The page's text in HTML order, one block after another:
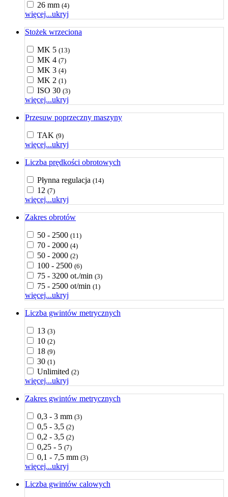
26 mm (4)
więcej...ukryj
Stożek wrzeciona
MK 5 (13)
MK 4 (7)
MK 3 (4)
MK 2 (1)
ISO 30 (3)
więcej...ukryj
Przesuw poprzeczny maszyny
TAK (9)
więcej...ukryj
Liczba prędkości obrotowych
Płynna regulacja (14)
12 (7)
więcej...ukryj
Zakres obrotów
50 - 2500 (11)
70 - 2000 (4)
50 - 2000 (2)
100 - 2500 (6)
75 - 3200 ot./min (3)
75 - 2500 ot/min (1)
więcej...ukryj
Liczba gwintów metrycznych
13 (3)
10 (2)
18 (9)
30 (1)
Unlimited (2)
więcej...ukryj
Zakres gwintów metrycznych
0,3 - 3 mm (3)
0,5 - 3,5 (2)
0,2 - 3,5 (2)
0,25 - 5 (7)
0,1 - 7,5 mm (3)
więcej...ukryj
Liczba gwintów calowych